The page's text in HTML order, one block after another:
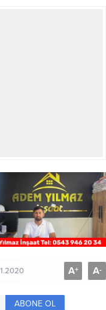
A+ A-
ABONE OL